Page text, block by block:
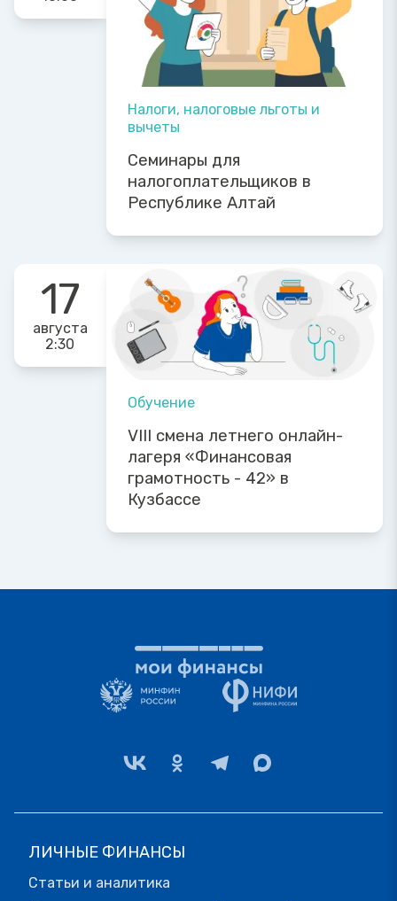
Налоги, налоговые льготы и
вычеты
Семинары для
налогоплательщиков в
Республике Алтай
17
августа
2:30
Обучение
VIII смена летнего онлайн-
лагеря «Финансовая
грамотность - 42» в
Кузбассе
ЛИЧНЫЕ ФИНАНСЫ
Статьи и аналитика